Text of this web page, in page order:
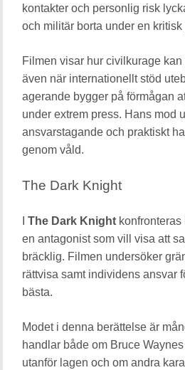
kontakter och personlig risk
och militär borta under en kritisk
Filmen visar hur civilkurage
även när internationellt stöd
agerande bygger på förmågan
under extrem press. Hans mod
ansvarstagande och praktiskt
genom våld.
The Dark Knight
The Dark Knightkonfronteras
en antagonist som vill visa att
bräcklig. Filmen undersöker
rättvisa samt individens ansvar
bästa.
Modet i denna berättelse är
handlar både om Bruce
utanför lagen och om andra